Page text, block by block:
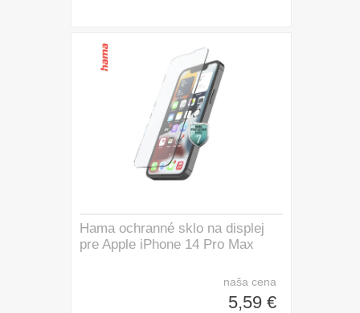
Hama ochranné sklo na displej
pre Apple iPhone 14 Pro Max
naša cena
5,59 €